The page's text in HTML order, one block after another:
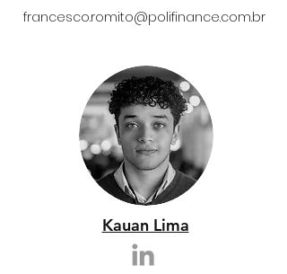
francesco.romito@polifinance.com.br
Kauan Lima